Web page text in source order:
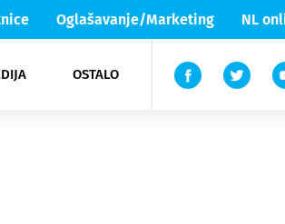
Oglašavanje/Marketing NL
OSTALO
Lika & Senj
TV